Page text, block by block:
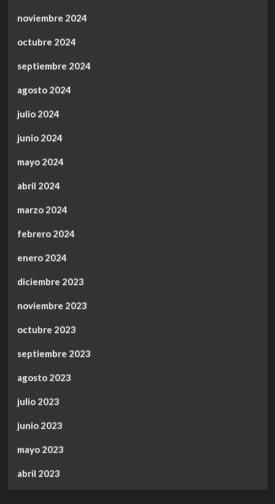
noviembre 2024
octubre 2024
septiembre 2024
agosto 2024
julio 2024
junio 2024
mayo 2024
abril 2024
marzo 2024
febrero 2024
enero 2024
diciembre 2023
noviembre 2023
octubre 2023
septiembre 2023
agosto 2023
julio 2023
junio 2023
mayo 2023
abril 2023